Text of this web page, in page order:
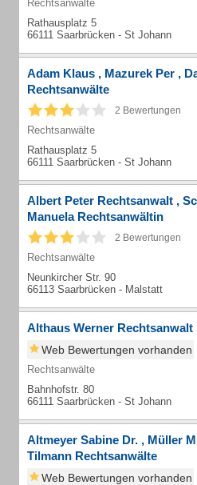
Rechtsanwälte
Rathausplatz 5
66111 Saarbrücken - St Johann
Adam Klaus , Mazurek Per ,
Rechtsanwälte
2 Bewertungen
Rechtsanwälte
Rathausplatz 5
66111 Saarbrücken - St Johann
Albert Peter Rechtsanwalt ,
Manuela Rechtsanwältin
2 Bewertungen
Rechtsanwälte
Neunkircher Str. 90
66113 Saarbrücken - Malstatt
Althaus Werner Rechtsanwalt
Web Bewertungen vorhanden
Rechtsanwälte
Bahnhofstr. 80
66111 Saarbrücken - St Johann
Altmeyer Sabine Dr. , Müller
Tilmann Rechtsanwälte
Web Bewertungen vorhanden